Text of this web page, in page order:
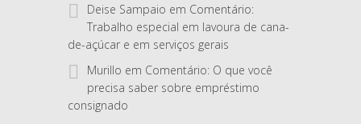
Deise Sampaio em Comentário:
Trabalho especial em lavoura de cana-
de-açúcar e em serviços gerais
Murillo em Comentário: O que você
precisa saber sobre empréstimo
consignado